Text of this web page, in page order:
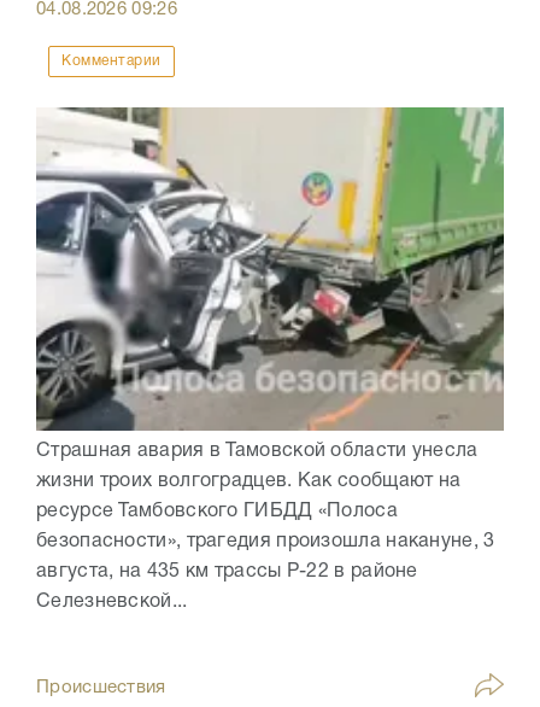
04.08.202609:26
Комментарии
Страшная авария в Тамовской области унесла
жизни троих волгоградцев. Как сообщают на
ресурсе Тамбовского ГИБДД «Полоса
безопасности», трагедия произошла накануне, 3
августа, на 435 км трассы Р-22 в районе
Селезневской...
Происшествия